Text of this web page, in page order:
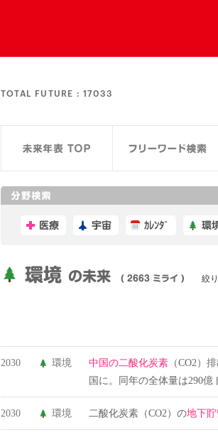
TOTAL FUTURE : 17033
医療 宇宙 ｶﾚﾝﾀﾞ 環
環境 の未来 ( 2663 ミライ ) 絞
2030 環境 中国の二酸化炭素 （CO2）
国に。同年の全体量は290億
2030 環境 二酸化炭素（CO2）の地下貯